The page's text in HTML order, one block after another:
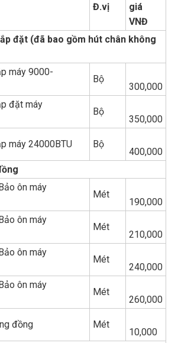
Đ.vị
giá
VNĐ
đặt (đã bao gồm hút chân không
máy 9000-
Bộ
300,000
đặt máy
Bộ
350,000
máy 24000BTU Bộ
400,000
ôn máy
Mét
190,000
ôn máy
Mét
210,000
ôn máy
Mét
240,000
ôn máy
Mét
260,000
đồng Mét
10,000